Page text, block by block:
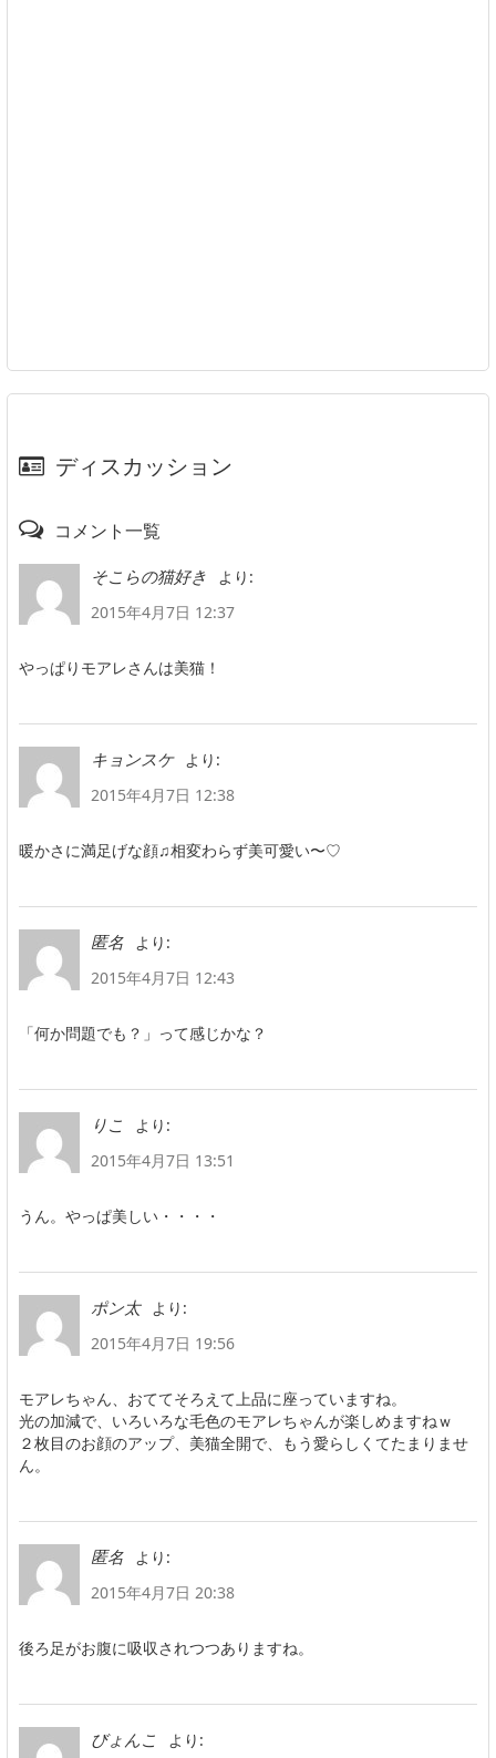
ディスカッション
コメント一覧
そこらの猫好き
より:
2015年4月7日 12:37
やっぱりモアレさんは美猫！
キョンスケ
より:
2015年4月7日 12:38
暖かさに満足げな顔♫相変わらず美可愛い〜♡
匿名
より:
2015年4月7日 12:43
「何か問題でも？」って感じかな？
りこ
より:
2015年4月7日 13:51
うん。やっぱ美しい・・・・
ポン太
より:
2015年4月7日 19:56
モアレちゃん、おててそろえて上品に座っていますね。
光の加減で、いろいろな毛色のモアレちゃんが楽しめますねｗ
２枚目のお顔のアップ、美猫全開で、もう愛らしくてたまりませ
ん。
匿名
より:
2015年4月7日 20:38
後ろ足がお腹に吸収されつつありますね。
びょんこ
より: